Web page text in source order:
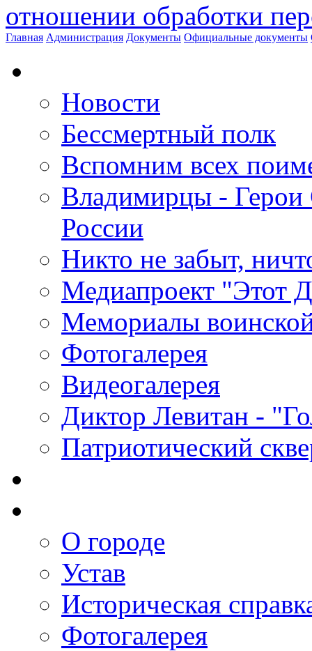
отношении обработки
Главная Администрация Документы Официальные документы
Новости
Бессмертный полк
Вспомним всех
Владимирцы - Герои
России
Никто не забыт,
Медиапроект "Этот
Мемориалы
Фотогалерея
Видеогалерея
Диктор Левитан -
Патриотический
О городе
Устав
Историческая
Фотогалерея